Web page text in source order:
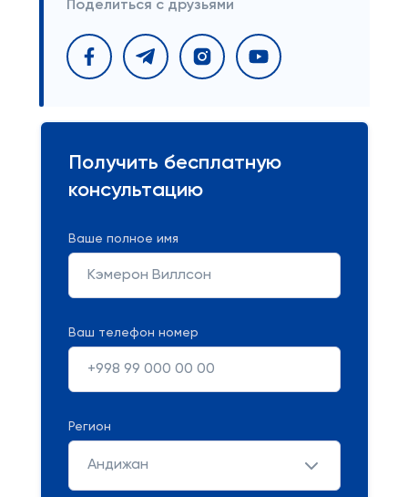
Поделиться с друзьями
Получить бесплатную
консультацию
Ваше полное имя
Ваш телефон номер
Регион
Андижан